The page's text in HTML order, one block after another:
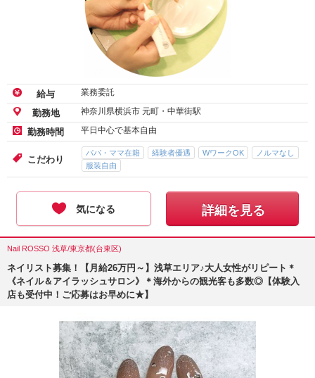
給与 業務委託
勤務地 神奈川県横浜市 元町・中華街駅
勤務時間 平日中心で基本自由
こだわり
パパ・ママ在籍 経験者優遇 WワークOK
ノルマなし
服装自由
気になる 詳細を見る
Nail ROSSO 浅草/東京都(台東区)
ネイリスト募集！【月給26万円～】浅草エリア♪大人女性がリピート＊
《ネイル＆アイラッシュサロン》＊海外からの観光客も多数◎【体験入
店も受付中！ご応募はお早めに★】